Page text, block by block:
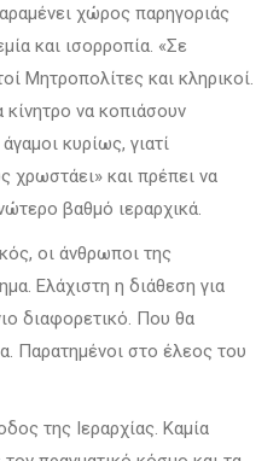
χώρος παρηγοριάς
και ισορροπία. «Σε
Μητροπολίτες και κληρικοί.
κίνητρο να κοπιάσουν
κυρίως, γιατί
χρωστάει» και πρέπει να
βαθμό ιεραρχικά.
οι άνθρωποι της
Ελάχιστη η διάθεση για
διαφορετικό. Που θα
Παρατημένοι στο έλεος του
της Ιεραρχίας. Καμία